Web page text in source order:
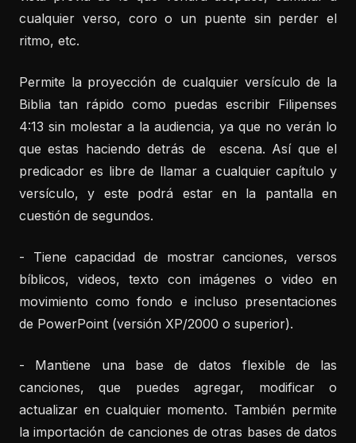
cualquier verso, coro o un puente sin perder el
ritmo, etc.
Permite la proyección de cualquier versículo de la
Biblia tan rápido como puedas escribir Filipenses
4:13 sin molestar a la audiencia, ya que no verán lo
que estas haciendo detrás de escena. Así que el
predicador es libre de llamar a cualquier capítulo y
versículo, y este podrá estar en la pantalla en
cuestión de segundos.
- Tiene capacidad de mostrar canciones, versos
bíblicos, videos, texto con imágenes o video en
movimiento como fondo e incluso presentaciones
de PowerPoint (versión XP/2000 o superior).
- Mantiene una base de datos flexible de las
canciones, que puedes agregar, modificar o
actualizar en cualquier momento. También permite
la importación de canciones de otras bases de datos